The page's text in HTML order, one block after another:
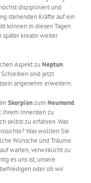
diszipliniert und
stehenden Kräfte auf ein
können in diesen Tagen
später kreativ weiter
Aspekt zu Neptun.
sind jetzt
angenehm erweitern.
im Skorpionzum Neumond.
Ihrem Innersten zu
selbst zu erfahren. Was
Was wollten Sie
Wünsche und Träume
warten, verwirklicht zu
es uns ist, unsere
oder ob wir